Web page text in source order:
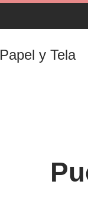
Papel y Tela